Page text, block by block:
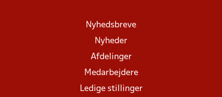
Nyhedsbreve
Nyheder
Afdelinger
Medarbejdere
Ledige stillinger